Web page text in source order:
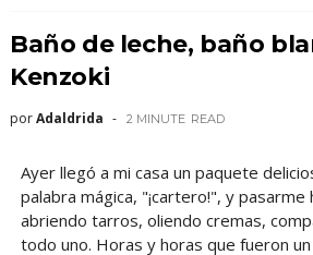
Baño de leche, baño
Kenzoki
porAdaldrida 2 MINUTE READ
Ayer llegó a mi casa un paquete
palabra mágica, "¡cartero!", y pasarme
abriendo tarros, oliendo cremas,
todo uno. Horas y horas que fueron